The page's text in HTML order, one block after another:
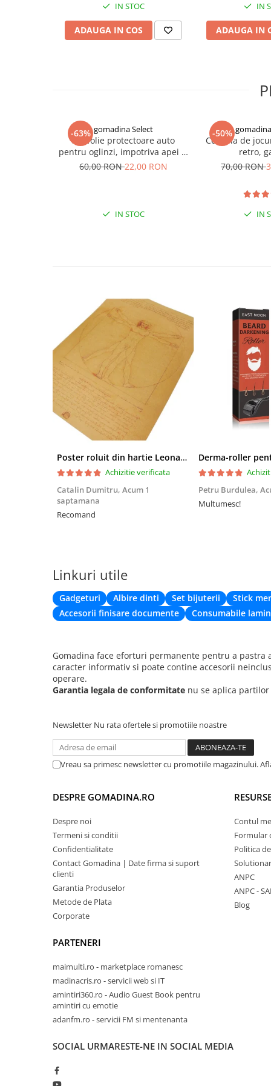
Indosariere documente
Instrumente de scris
Laminatoare documente
🔸 Diametru: 7 cm – acoperire optimă
IN STOC
ADAUGA IN COS
IN
ADAUGA IN
-63% gomadina Select
Set folie protectoare auto
pentru oglinzi, impotriva apei si
aburului, Film Protect
60,00 RON22,00 RON
IN STOC
-50%
Consola de
retro,
70,00 RON
IN
Poster roluit din hartie Leonardo Da Vinci, Vitruvian Man, vintage, 51x35 cm
Achizitie verificata
Catalin Dumitru, Acum 1
saptamana
Recomand
Petru Burdulea,
Multumesc!
Linkuri utile
Gadgeturi Albire dinti Set bijuterii Stick
Accesorii finisare documente
Consumabile
Gomadina face eforturi permanente pentru a
caracter informativ si poate contine accesorii
operare.
Garantia legala de conformitate nu se aplica
Newsletter Nu rata ofertele si promotiile noastre
Vreau sa primesc newsletter cu promotiile magazinului.
DESPRE GOMADINA.RO
Despre noi
Termeni si conditii
Confidentialitate
Contact Gomadina | Date firma si suport
clienti
Garantia Produselor
Metode de Plata
Corporate
PARTENERI
maimulti.ro - marketplace romanesc
madinacris.ro - servicii web si IT
amintiri360.ro - Audio Guest Book pentru
amintiri cu emotie
adanfm.ro - servicii FM si mentenanta
Contul
Formular
Politica
ANPC
ANPC -
Blog
SOCIAL URMARESTE-NE IN SOCIAL MEDIA